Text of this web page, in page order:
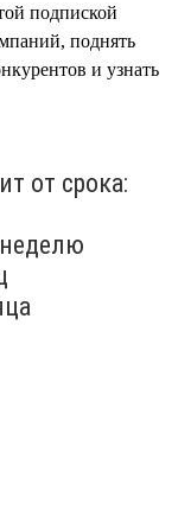
подпиской
поднять
и узнать
от срока: